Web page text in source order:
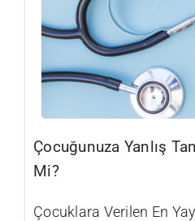
Çocuğunuza Yanlış
Mi?
Çocuklara Verilen En